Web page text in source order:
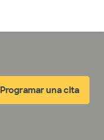
Programar una cita